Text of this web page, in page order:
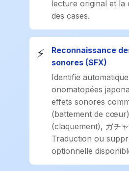
lecture original et la
des cases.
⚡
Reconnaissance
sonores (SFX)
Identifie
onomatopées
effets sonores
(battement de
(claquement), ガチ
Traduction ou
optionnelle